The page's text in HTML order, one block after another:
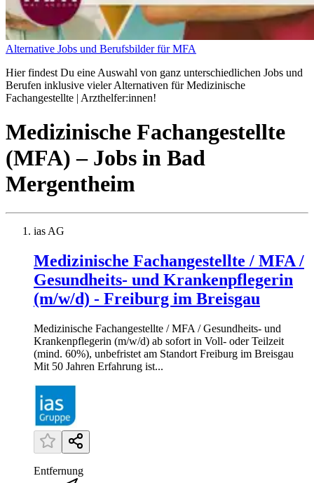
Alternative Jobs und Berufsbilder für MFA
Hier findest Du eine Auswahl von ganz unterschiedlichen Jobs und
Berufen inklusive vieler Alternativen für Medizinische
Fachangestellte | Arzthelfer:innen!
Medizinische Fachangestellte
(MFA) – Jobs in Bad
Mergentheim
ias AG
Medizinische Fachangestellte / MFA /
Gesundheits- und Krankenpflegerin
(m/w/d) - Freiburg im Breisgau
Medizinische Fachangestellte / MFA / Gesundheits- und
Krankenpflegerin (m/w/d) ab sofort in Voll- oder Teilzeit
(mind. 60%), unbefristet am Standort Freiburg im Breisgau
Mit 50 Jahren Erfahrung ist...
Entfernung